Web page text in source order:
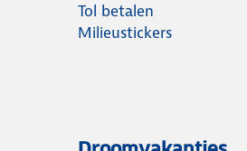
Tol betalen
Milieustickers